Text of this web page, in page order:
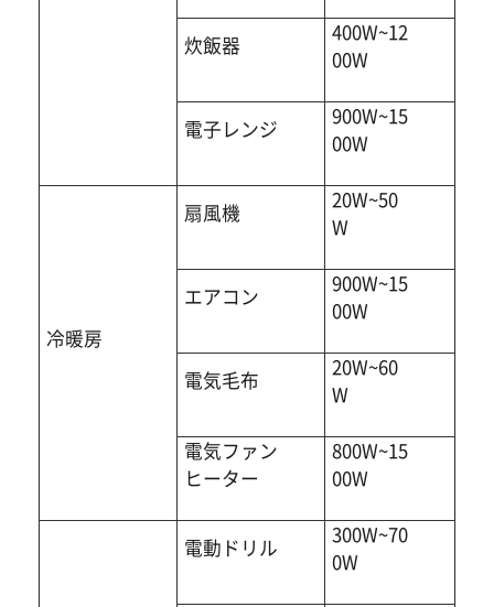
炊飯器
400W~12
00W
電子レンジ
900W~15
00W
冷暖房
扇風機
20W~50
W
エアコン
900W~15
00W
電気毛布
20W~60
W
電気ファン
ヒーター
800W~15
00W
電動ドリル
300W~70
0W